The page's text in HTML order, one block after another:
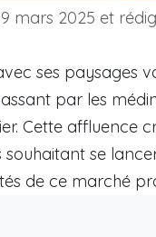
9 mars 2025 et
ses paysages
par les
Cette affluence
souhaitant se
de ce marché